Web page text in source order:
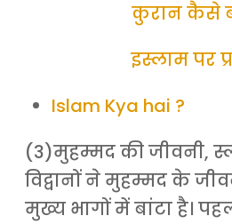
कुरान कैसे
इस्लाम पर
Islam Kya hai ?
(3)मुहम्मद की जीवनी,
विद्वानों ने मुहम्मद के
मुख्य भागों में बांटा है।